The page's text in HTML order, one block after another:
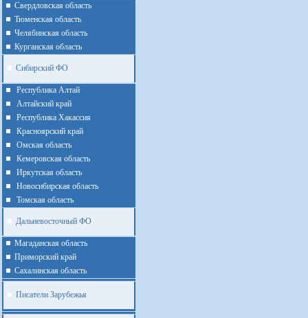
Cвердловская область
Тюменская область
Челябинская область
Курганская область
Сибирский ФО
Республика Алтай
Алтайcкий край
Республика Хакассия
Красноярский край
Омская область
Кемеровская область
Иркутская область
Новосибирская область
Томская область
Дальневосточный ФО
Магаданская область
Приморский край
Cахалинская область
Писатели Зарубежья